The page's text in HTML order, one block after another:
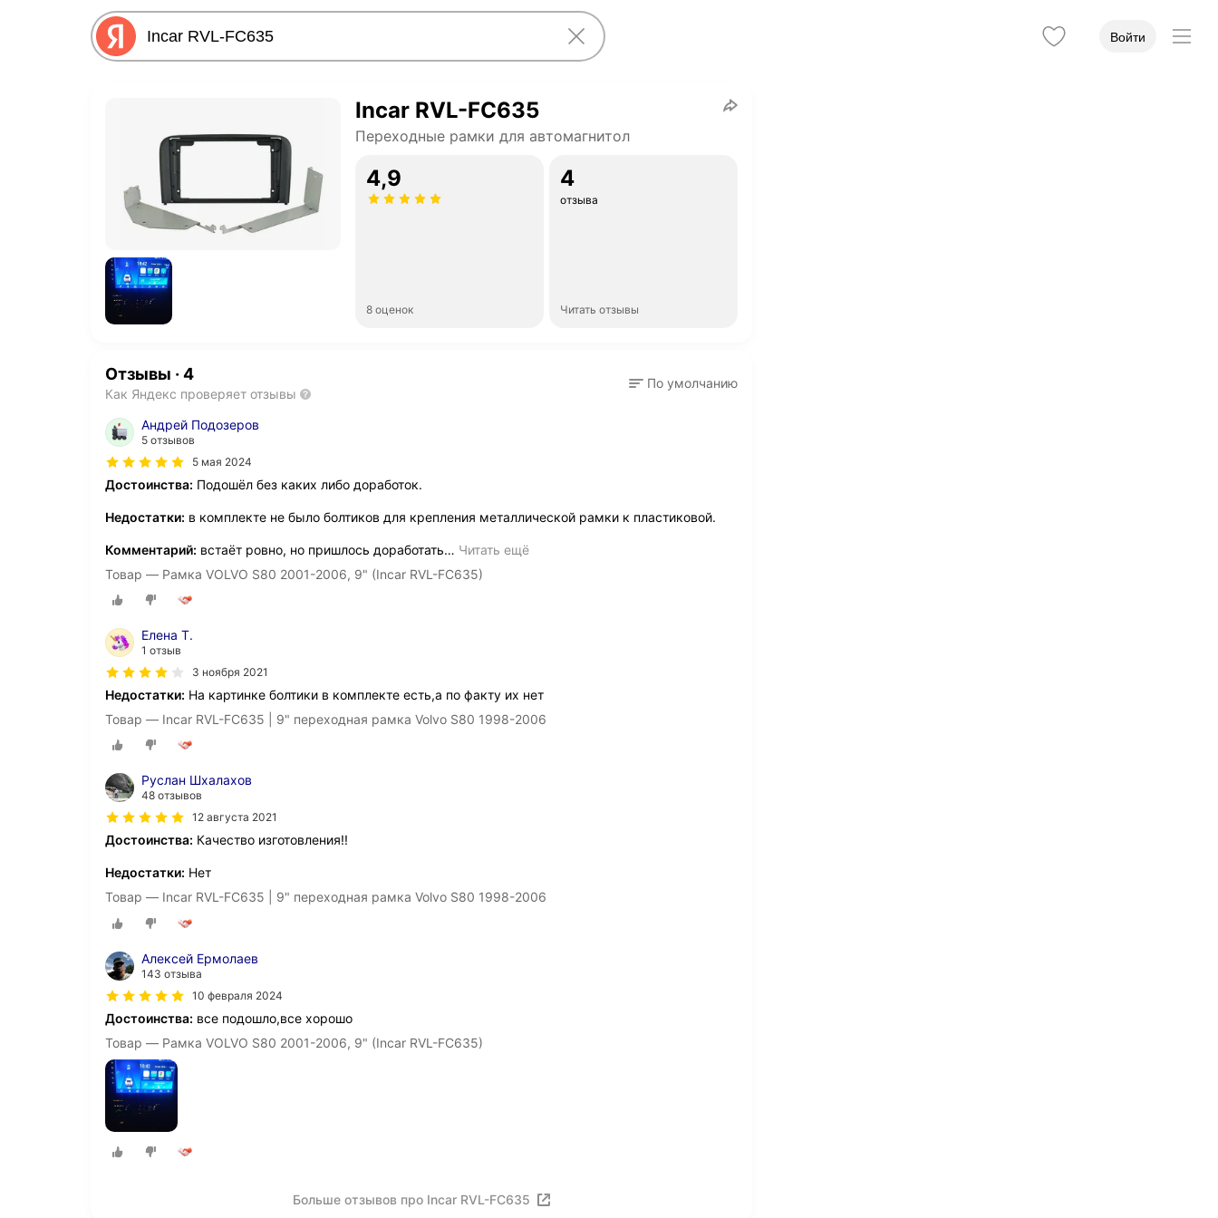
Войти
Incar RVL-FC635
Переходные рамки для автомагнитол
4,9
8 оценок
4
отзыва
Читать отзывы
Отзывы · 4
Как Яндекс проверяет отзывы
По умолчанию
Андрей Подозеров
5 отзывов
5 мая 2024
Достоинства: Подошёл без каких либо доработок.
Недостатки: в комплекте не было болтиков для крепления металлической рамки к пластиковой.
Комментарий: встаёт ровно, но пришлось доработать… Читать ещё
Товар — Рамка VOLVO S80 2001-2006, 9" (Incar RVL-FC635)
Елена Т.
1 отзыв
3 ноября 2021
Недостатки: На картинке болтики в комплекте есть,а по факту их нет
Товар — Incar RVL-FC635 | 9" переходная рамка Volvo S80 1998-2006
Руслан Шхалахов
48 отзывов
12 августа 2021
Достоинства: Качество изготовления!!
Недостатки: Нет
Товар — Incar RVL-FC635 | 9" переходная рамка Volvo S80 1998-2006
Алексей Ермолаев
143 отзыва
10 февраля 2024
Достоинства: все подошло,все хорошо
Товар — Рамка VOLVO S80 2001-2006, 9" (Incar RVL-FC635)
Больше отзывов про Incar RVL-FC635